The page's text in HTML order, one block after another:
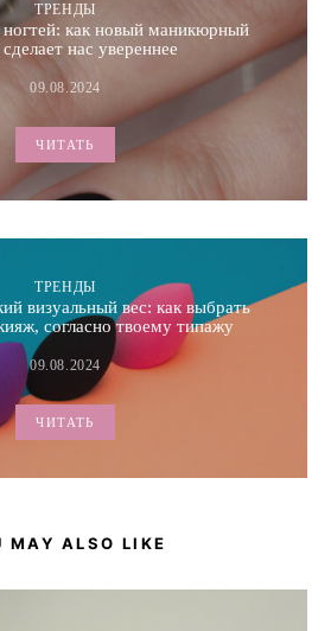
ТРЕНДЫ
как новый маникюрный
нас увереннее
09.08.2024
ЧИТАТЬ
ТРЕНДЫ
визуальный вес: как выбрать
согласно твоему типажу
09.08.2024
ЧИТАТЬ
MAY ALSO LIKE